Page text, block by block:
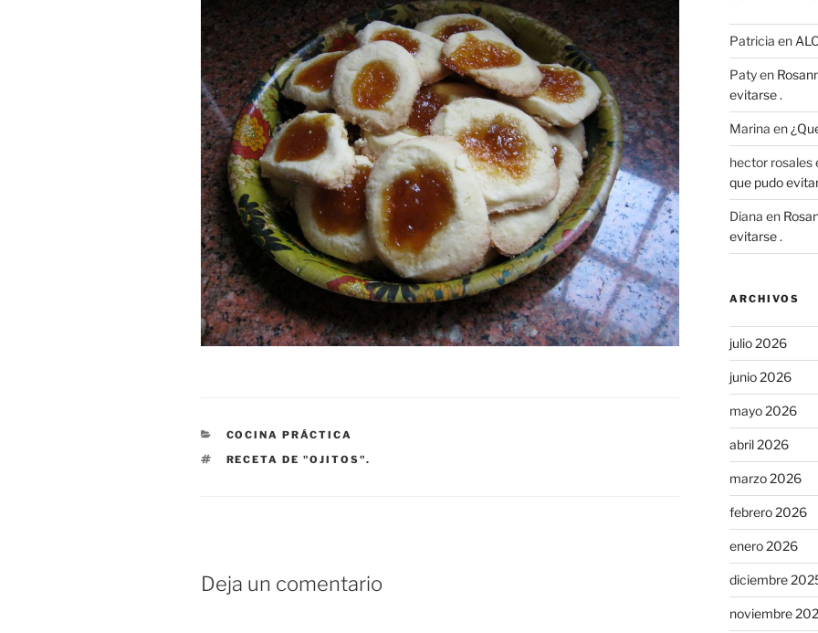
CATEGORÍAS
COCINA PRÁCTICA
ETIQUETAS
RECETA DE "OJITOS".
Deja un comentario
Patricia en
Patyen
evitarse .
Marina en
hector rosales
que pudo
Diana en
evitarse .
ARCHIVOS
julio 2026
junio 2026
mayo 2026
abril 2026
marzo 2026
febrero 2026
enero 2026
diciembre
noviembre